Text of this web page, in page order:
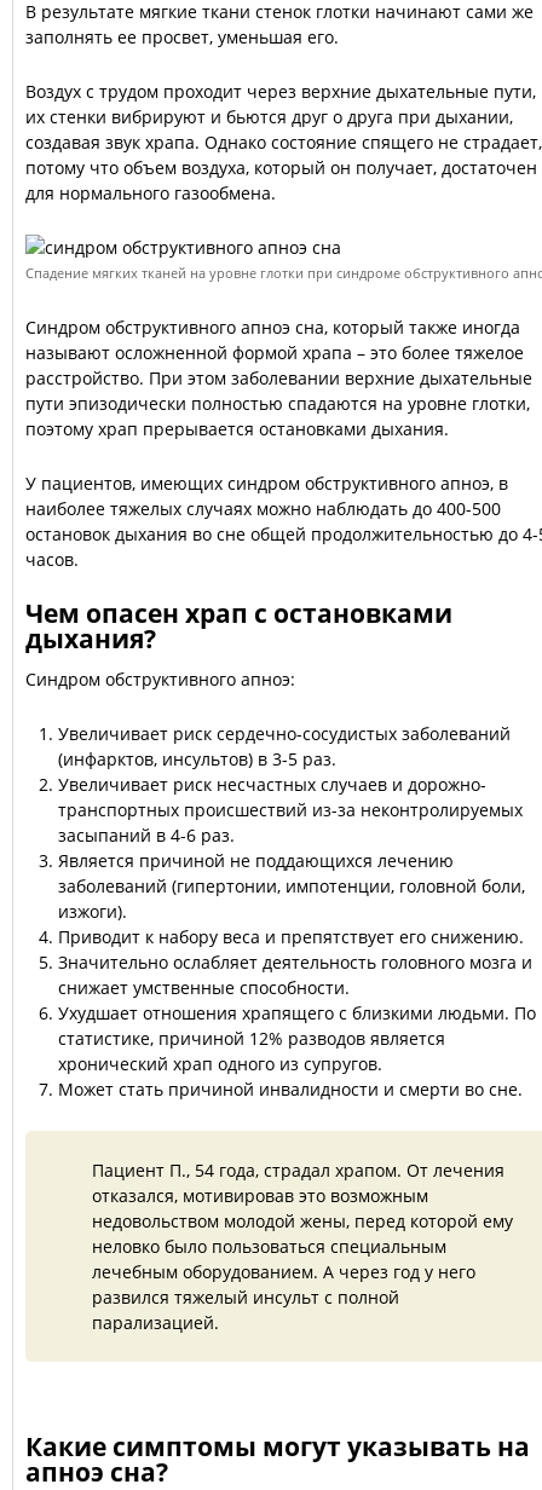
В результате мягкие ткани стенок глотки начинают сами же
заполнять ее просвет, уменьшая его.
Воздух с трудом проходит через верхние дыхательные пути,
их стенки вибрируют и бьются друг о друга при дыхании,
создавая звук храпа. Однако состояние спящего не страдает,
потому что объем воздуха, который он получает, достаточен
для нормального газообмена.
Спадение мягких тканей на уровне глотки при синдроме обструктивного
Синдром обструктивного апноэ сна, который также иногда
называют осложненной формой храпа – это более тяжелое
расстройство. При этом заболевании верхние дыхательные
пути эпизодически полностью спадаются на уровне глотки,
поэтому храп прерывается остановками дыхания.
У пациентов, имеющих синдром обструктивного апноэ, в
наиболее тяжелых случаях можно наблюдать до 400-500
остановок дыхания во сне общей продолжительностью до 4-
часов.
Чем опасен храп с остановками
дыхания?
Синдром обструктивного апноэ:
Увеличивает риск сердечно-сосудистых заболеваний
(инфарктов, инсультов) в 3-5 раз.
Увеличивает риск несчастных случаев и дорожно-
транспортных происшествий из-за неконтролируемых
засыпаний в 4-6 раз.
Является причиной не поддающихся лечению
заболеваний (гипертонии, импотенции, головной боли,
изжоги).
Приводит к набору веса и препятствует его снижению.
Значительно ослабляет деятельность головного мозга и
снижает умственные способности.
Ухудшает отношения храпящего с близкими людьми. По
статистике, причиной 12% разводов является
хронический храп одного из супругов.
Может стать причиной инвалидности и смерти во сне.
Пациент П., 54 года, страдал храпом. От лечения
отказался, мотивировав это возможным
недовольством молодой жены, перед которой ему
неловко было пользоваться специальным
лечебным оборудованием. А через год у него
развился тяжелый инсульт с полной
парализацией.
Какие симптомы могут указывать на
апноэ сна?